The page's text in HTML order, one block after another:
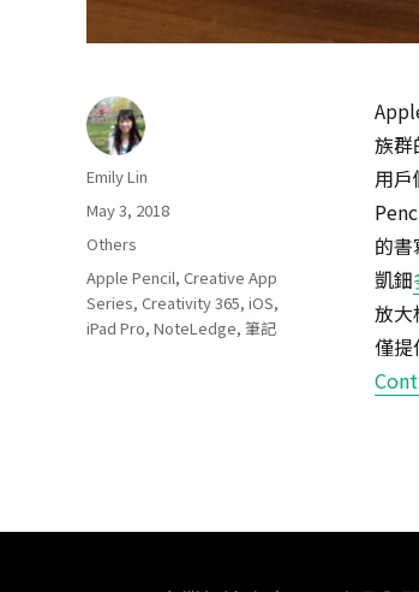
族群
用
的書
凱鈿
放大
僅提
Author
Emily Lin
Posted
May 3, 2018
Categories
Others
Tags
Apple Pencil, Creative App
Series, Creativity 365, iOS,
iPad Pro, NoteLedge, 筆記